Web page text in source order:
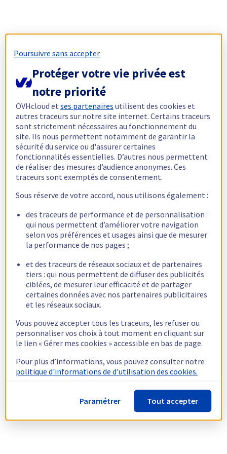
Poursuivre sans accepter
Protéger votre vie privée est
notre priorité
OVHcloud etses partenaires utilisent des cookies et
autres traceurs sur notre site internet. Certains traceurs
sont strictement nécessaires au fonctionnement du
site. Ils nous permettent notamment de garantir la
sécurité du service ou d'assurer certaines
fonctionnalités essentielles. D’autres nous permettent
de réaliser des mesures d’audience anonymes. Ces
traceurs sont exemptés de consentement.
Sous réserve de votre accord, nous utilisons également :
des traceurs de performance et de personnalisation :
qui nous permettent d’améliorer votre navigation
selon vos préférences et usages ainsi que de mesurer
la performance de nos pages ;
et des traceurs de réseaux sociaux et de partenaires
tiers : qui nous permettent de diffuser des publicités
ciblées, de mesurer leur efficacité et de partager
certaines données avec nos partenaires publicitaires
et les réseaux sociaux.
Vous pouvez accepter tous les traceurs, les refuser ou
personnaliser vos choix à tout moment en cliquant sur
le lien « Gérer mes cookies » accessible en bas de page.
Pour plus d’informations, vous pouvez consulter notre
politique d'informations de d'utilisation des cookies.
Paramétrer Tout accepter